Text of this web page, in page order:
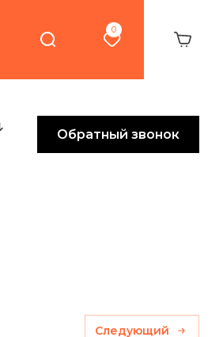
0
Обратный звонок
Следующий